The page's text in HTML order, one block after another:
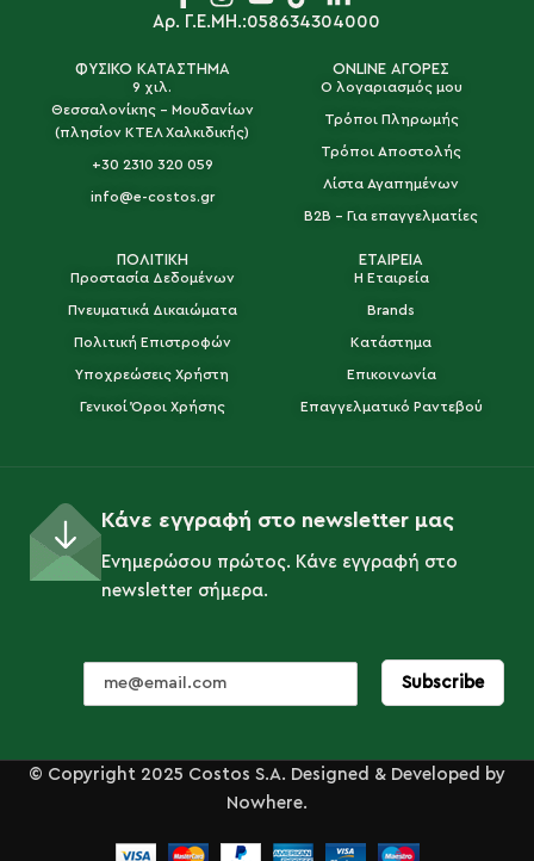
Αρ. Γ.Ε.ΜΗ.:058634304000
ΦΥΣΙΚΟ ΚΑΤΑΣΤΗΜΑ
9 χιλ.
Θεσσαλονίκης - Μουδανίων
(πλησίον ΚΤΕΛ Χαλκιδικής)
+30 2310 320 059
info@e-costos.gr
ONLINE ΑΓΟΡΕΣ
Ο λογαριασμός μου
Τρόποι Πληρωμής
Τρόποι Αποστολής
Λίστα Αγαπημένων
B2B - Για επαγγελματίες
ΠΟΛΙΤΙΚΗ
Προστασία Δεδομένων
Πνευματικά Δικαιώματα
Πολιτική Επιστροφών
Υποχρεώσεις Χρήστη
Γενικοί Όροι Χρήσης
ΕΤΑΙΡΕΙΑ
Η Εταιρεία
Brands
Κατάστημα
Επικοινωνία
Επαγγελματικό Ραντεβού
Κάνε εγγραφή στο newsletter μας
Ενημερώσου πρώτος. Κάνε εγγραφή στο
newsletter σήμερα.
© Copyright 2025 Costos S.A. Designed & Developed by
Nowhere.